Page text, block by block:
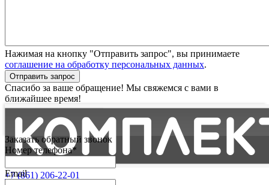
Нажимая на кнопку "Отправить запрос", вы принимаете
соглашение на обработку персональных данных.
Отправить запрос
Спасибо за ваше обращение! Мы свяжемся с вами в
ближайшее время!
+7 (861) 206-22-01
Заказать обратный звонок
Номер телефона*
Email